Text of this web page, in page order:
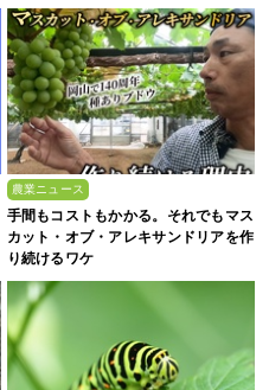
農業ニュース
手間もコストもかかる。それでもマス
カット・オブ・アレキサンドリアを作
り続けるワケ